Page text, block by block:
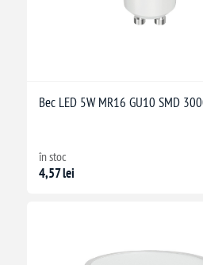
Bec LED 5W MR16 GU10 SMD
în stoc
4,57 lei